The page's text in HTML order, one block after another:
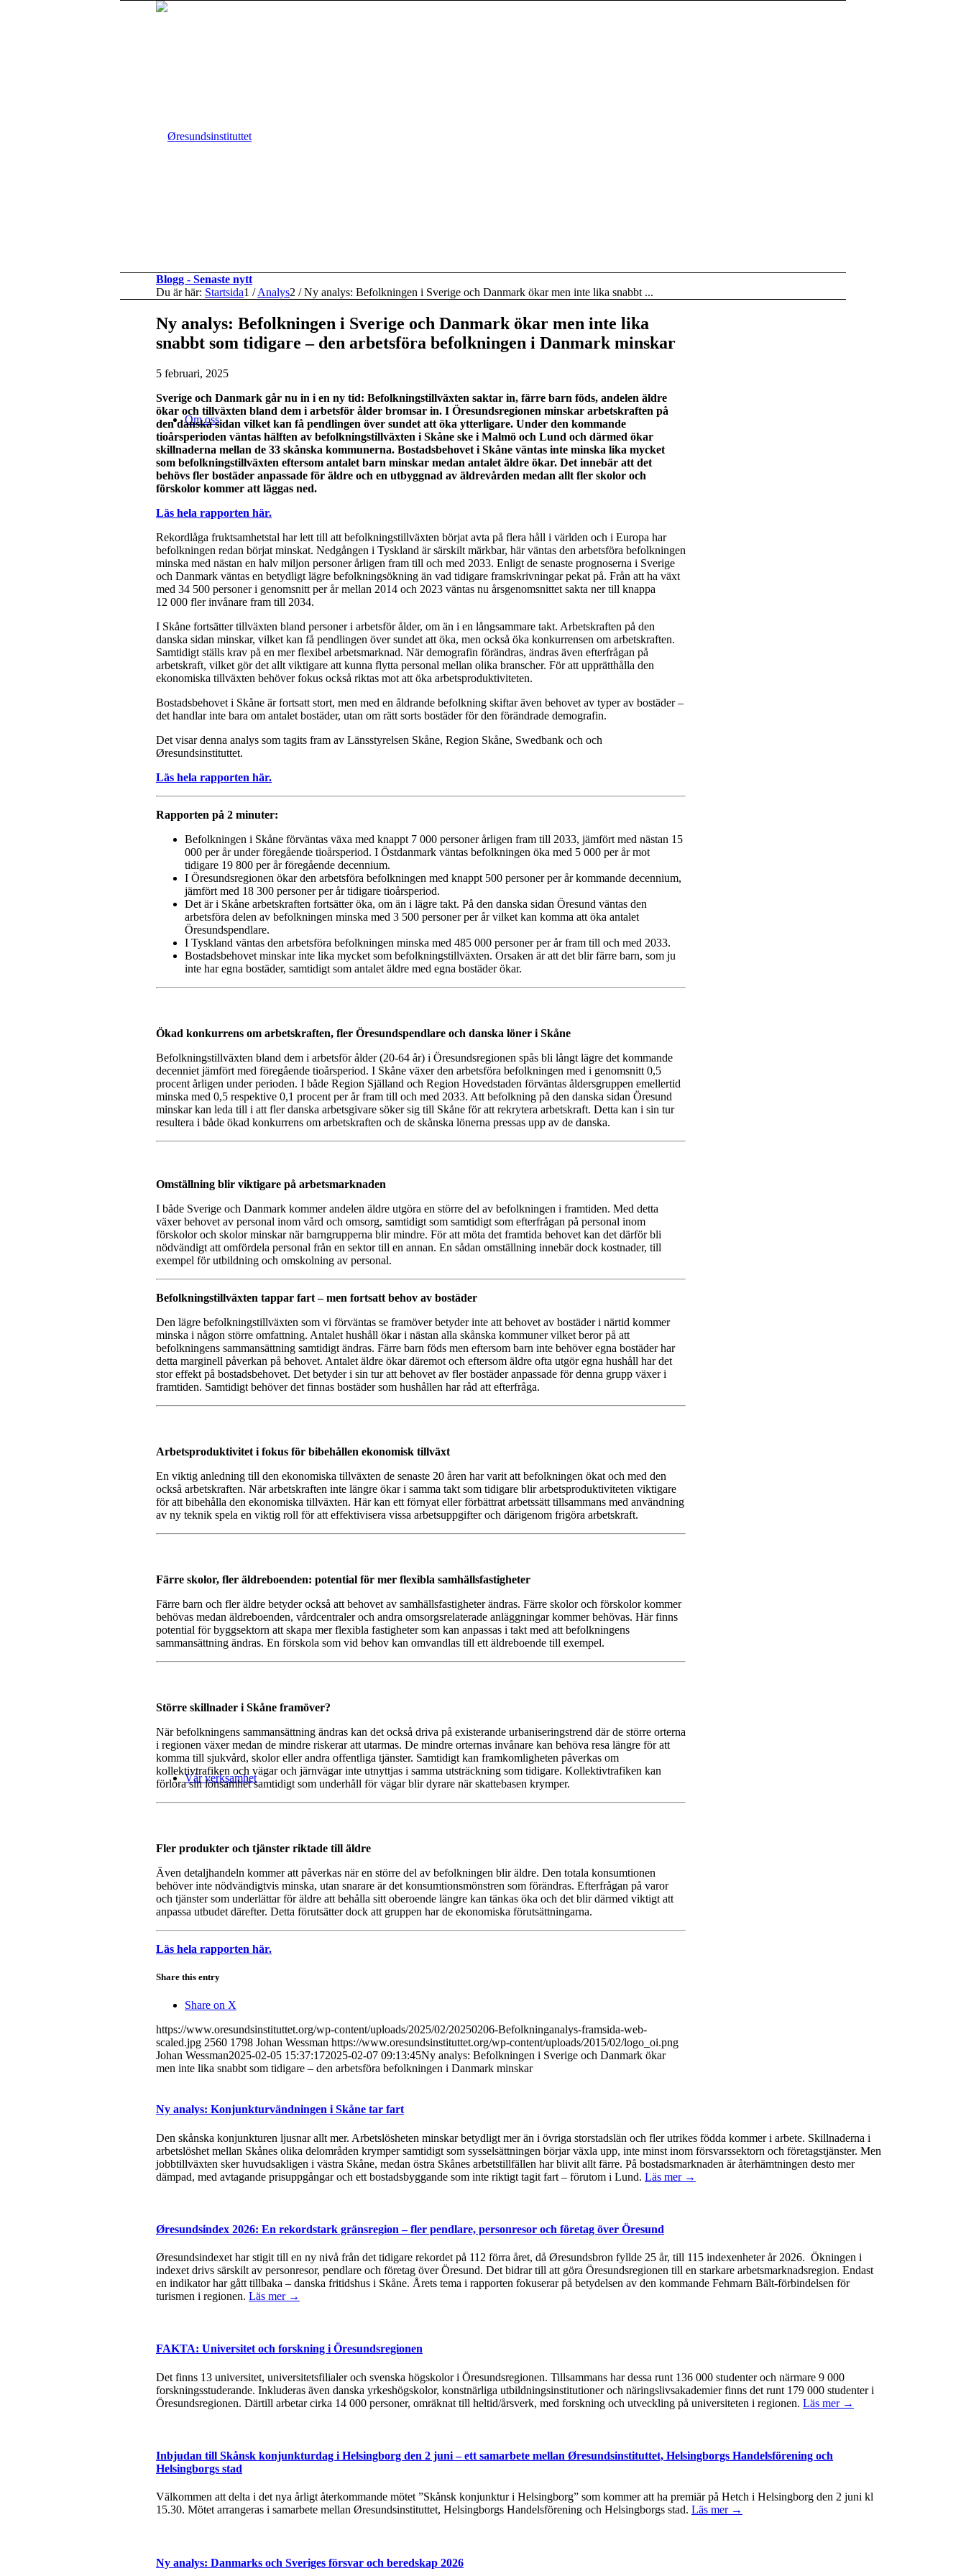
Om oss
Vår verksamhet
Blogg - Senaste nytt
Du är här: Startsida1 / Analys2 / Ny analys: Befolkningen i Sverige och Danmark ökar men inte lika snabbt ...
Ny analys: Befolkningen i Sverige och Danmark ökar men inte lika
snabbt som tidigare – den arbetsföra befolkningen i Danmark minskar
5 februari, 2025
Sverige och Danmark går nu in i en ny tid: Befolkningstillväxten saktar in, färre barn föds, andelen äldre
ökar och tillväxten bland dem i arbetsför ålder bromsar in. I Öresundsregionen minskar arbetskraften på
den danska sidan vilket kan få pendlingen över sundet att öka ytterligare. Under den kommande
tioårsperioden väntas hälften av befolkningstillväxten i Skåne ske i Malmö och Lund och därmed ökar
skillnaderna mellan de 33 skånska kommunerna. Bostadsbehovet i Skåne väntas inte minska lika mycket
som befolkningstillväxten eftersom antalet barn minskar medan antalet äldre ökar. Det innebär att det
behövs fler bostäder anpassade för äldre och en utbyggnad av äldrevården medan allt fler skolor och
förskolor kommer att läggas ned.
Läs hela rapporten här.
Rekordlåga fruktsamhetstal har lett till att befolkningstillväxten börjat avta på flera håll i världen och i Europa har
befolkningen redan börjat minskat. Nedgången i Tyskland är särskilt märkbar, här väntas den arbetsföra befolkningen
minska med nästan en halv miljon personer årligen fram till och med 2033. Enligt de senaste prognoserna i Sverige
och Danmark väntas en betydligt lägre befolkningsökning än vad tidigare framskrivningar pekat på. Från att ha växt
med 34 500 personer i genomsnitt per år mellan 2014 och 2023 väntas nu årsgenomsnittet sakta ner till knappa
12 000 fler invånare fram till 2034.
I Skåne fortsätter tillväxten bland personer i arbetsför ålder, om än i en långsammare takt. Arbetskraften på den
danska sidan minskar, vilket kan få pendlingen över sundet att öka, men också öka konkurrensen om arbetskraften.
Samtidigt ställs krav på en mer flexibel arbetsmarknad. När demografin förändras, ändras även efterfrågan på
arbetskraft, vilket gör det allt viktigare att kunna flytta personal mellan olika branscher. För att upprätthålla den
ekonomiska tillväxten behöver fokus också riktas mot att öka arbetsproduktiviteten.
Bostadsbehovet i Skåne är fortsatt stort, men med en åldrande befolkning skiftar även behovet av typer av bostäder –
det handlar inte bara om antalet bostäder, utan om rätt sorts bostäder för den förändrade demografin.
Det visar denna analys som tagits fram av Länsstyrelsen Skåne, Region Skåne, Swedbank och och
Øresundsinstituttet.
Läs hela rapporten här.
Rapporten på 2 minuter:
Befolkningen i Skåne förväntas växa med knappt 7 000 personer årligen fram till 2033, jämfört med nästan 15
000 per år under föregående tioårsperiod. I Östdanmark väntas befolkningen öka med 5 000 per år mot
tidigare 19 800 per år föregående decennium.
I Öresundsregionen ökar den arbetsföra befolkningen med knappt 500 personer per år kommande decennium,
jämfört med 18 300 personer per år tidigare tioårsperiod.
Det är i Skåne arbetskraften fortsätter öka, om än i lägre takt. På den danska sidan Öresund väntas den
arbetsföra delen av befolkningen minska med 3 500 personer per år vilket kan komma att öka antalet
Öresundspendlare.
I Tyskland väntas den arbetsföra befolkningen minska med 485 000 personer per år fram till och med 2033.
Bostadsbehovet minskar inte lika mycket som befolkningstillväxten. Orsaken är att det blir färre barn, som ju
inte har egna bostäder, samtidigt som antalet äldre med egna bostäder ökar.
Ökad konkurrens om arbetskraften, fler Öresundspendlare och danska löner i Skåne
Befolkningstillväxten bland dem i arbetsför ålder (20-64 år) i Öresundsregionen spås bli långt lägre det kommande
decenniet jämfört med föregående tioårsperiod. I Skåne växer den arbetsföra befolkningen med i genomsnitt 0,5
procent årligen under perioden. I både Region Själland och Region Hovedstaden förväntas åldersgruppen emellertid
minska med 0,5 respektive 0,1 procent per år fram till och med 2033. Att befolkning på den danska sidan Öresund
minskar kan leda till i att fler danska arbetsgivare söker sig till Skåne för att rekrytera arbetskraft. Detta kan i sin tur
resultera i både ökad konkurrens om arbetskraften och de skånska lönerna pressas upp av de danska.
Omställning blir viktigare på arbetsmarknaden
I både Sverige och Danmark kommer andelen äldre utgöra en större del av befolkningen i framtiden. Med detta
växer behovet av personal inom vård och omsorg, samtidigt som samtidigt som efterfrågan på personal inom
förskolor och skolor minskar när barngrupperna blir mindre. För att möta det framtida behovet kan det därför bli
nödvändigt att omfördela personal från en sektor till en annan. En sådan omställning innebär dock kostnader, till
exempel för utbildning och omskolning av personal.
Befolkningstillväxten tappar fart – men fortsatt behov av bostäder
Den lägre befolkningstillväxten som vi förväntas se framöver betyder inte att behovet av bostäder i närtid kommer
minska i någon större omfattning. Antalet hushåll ökar i nästan alla skånska kommuner vilket beror på att
befolkningens sammansättning samtidigt ändras. Färre barn föds men eftersom barn inte behöver egna bostäder har
detta marginell påverkan på behovet. Antalet äldre ökar däremot och eftersom äldre ofta utgör egna hushåll har det
stor effekt på bostadsbehovet. Det betyder i sin tur att behovet av fler bostäder anpassade för denna grupp växer i
framtiden. Samtidigt behöver det finnas bostäder som hushållen har råd att efterfråga.
Arbetsproduktivitet i fokus för bibehållen ekonomisk tillväxt
En viktig anledning till den ekonomiska tillväxten de senaste 20 åren har varit att befolkningen ökat och med den
också arbetskraften. När arbetskraften inte längre ökar i samma takt som tidigare blir arbetsproduktiviteten viktigare
för att bibehålla den ekonomiska tillväxten. Här kan ett förnyat eller förbättrat arbetssätt tillsammans med användning
av ny teknik spela en viktig roll för att effektivisera vissa arbetsuppgifter och därigenom frigöra arbetskraft.
Färre skolor, fler äldreboenden: potential för mer flexibla samhällsfastigheter
Färre barn och fler äldre betyder också att behovet av samhällsfastigheter ändras. Färre skolor och förskolor kommer
behövas medan äldreboenden, vårdcentraler och andra omsorgsrelaterade anläggningar kommer behövas. Här finns
potential för byggsektorn att skapa mer flexibla fastigheter som kan anpassas i takt med att befolkningens
sammansättning ändras. En förskola som vid behov kan omvandlas till ett äldreboende till exempel.
Större skillnader i Skåne framöver?
När befolkningens sammansättning ändras kan det också driva på existerande urbaniseringstrend där de större orterna
i regionen växer medan de mindre riskerar att utarmas. De mindre orternas invånare kan behöva resa längre för att
komma till sjukvård, skolor eller andra offentliga tjänster. Samtidigt kan framkomligheten påverkas om
kollektivtrafiken och vägar och järnvägar inte utnyttjas i samma utsträckning som tidigare. Kollektivtrafiken kan
förlora sin lönsamhet samtidigt som underhåll för vägar blir dyrare när skattebasen krymper.
Fler produkter och tjänster riktade till äldre
Även detaljhandeln kommer att påverkas när en större del av befolkningen blir äldre. Den totala konsumtionen
behöver inte nödvändigtvis minska, utan snarare är det konsumtionsmönstren som förändras. Efterfrågan på varor
och tjänster som underlättar för äldre att behålla sitt oberoende längre kan tänkas öka och det blir därmed viktigt att
anpassa utbudet därefter. Detta förutsätter dock att gruppen har de ekonomiska förutsättningarna.
Läs hela rapporten här.
Share this entry
Share on X
https://www.oresundsinstituttet.org/wp-content/uploads/2025/02/20250206-Befolkninganalys-framsida-web-
scaled.jpg 2560 1798 Johan Wessman https://www.oresundsinstituttet.org/wp-content/uploads/2015/02/logo_oi.png
Johan Wessman2025-02-05 15:37:172025-02-07 09:13:45Ny analys: Befolkningen i Sverige och Danmark ökar
men inte lika snabbt som tidigare – den arbetsföra befolkningen i Danmark minskar
Ny analys: Konjunkturvändningen i Skåne tar fart
Den skånska konjunkturen ljusnar allt mer. Arbetslösheten minskar betydligt mer än i övriga storstadslän och fler utrikes födda kommer i arbete. Skillnaderna i
arbetslöshet mellan Skånes olika delområden krymper samtidigt som sysselsättningen börjar växla upp, inte minst inom försvarssektorn och företagstjänster. Men
jobbtillväxten sker huvudsakligen i västra Skåne, medan östra Skånes arbetstillfällen har blivit allt färre. På bostadsmarknaden är återhämtningen desto mer
dämpad, med avtagande prisuppgångar och ett bostadsbyggande som inte riktigt tagit fart – förutom i Lund. Läs mer →
Øresundsindex 2026: En rekordstark gränsregion – fler pendlare, personresor och företag över Öresund
Øresundsindexet har stigit till en ny nivå från det tidigare rekordet på 112 förra året, då Øresundsbron fyllde 25 år, till 115 indexenheter år 2026. Ökningen i
indexet drivs särskilt av personresor, pendlare och företag över Öresund. Det bidrar till att göra Öresundsregionen till en starkare arbetsmarknadsregion. Endast
en indikator har gått tillbaka – danska fritidshus i Skåne. Årets tema i rapporten fokuserar på betydelsen av den kommande Fehmarn Bält-förbindelsen för
turismen i regionen. Läs mer →
FAKTA: Universitet och forskning i Öresundsregionen
Det finns 13 universitet, universitetsfilialer och svenska högskolor i Öresundsregionen. Tillsammans har dessa runt 136 000 studenter och närmare 9 000
forskningsstuderande. Inkluderas även danska yrkeshögskolor, konstnärliga utbildningsinstitutioner och näringslivsakademier finns det runt 179 000 studenter i
Öresundsregionen. Därtill arbetar cirka 14 000 personer, omräknat till heltid/årsverk, med forskning och utveckling på universiteten i regionen. Läs mer →
Inbjudan till Skånsk konjunkturdag i Helsingborg den 2 juni – ett samarbete mellan Øresundsinstituttet, Helsingborgs Handelsförening och
Helsingborgs stad
Välkommen att delta i det nya årligt återkommande mötet ”Skånsk konjunktur i Helsingborg” som kommer att ha premiär på Hetch i Helsingborg den 2 juni kl
15.30. Mötet arrangeras i samarbete mellan Øresundsinstituttet, Helsingborgs Handelsförening och Helsingborgs stad. Läs mer →
Ny analys: Danmarks och Sveriges försvar och beredskap 2026